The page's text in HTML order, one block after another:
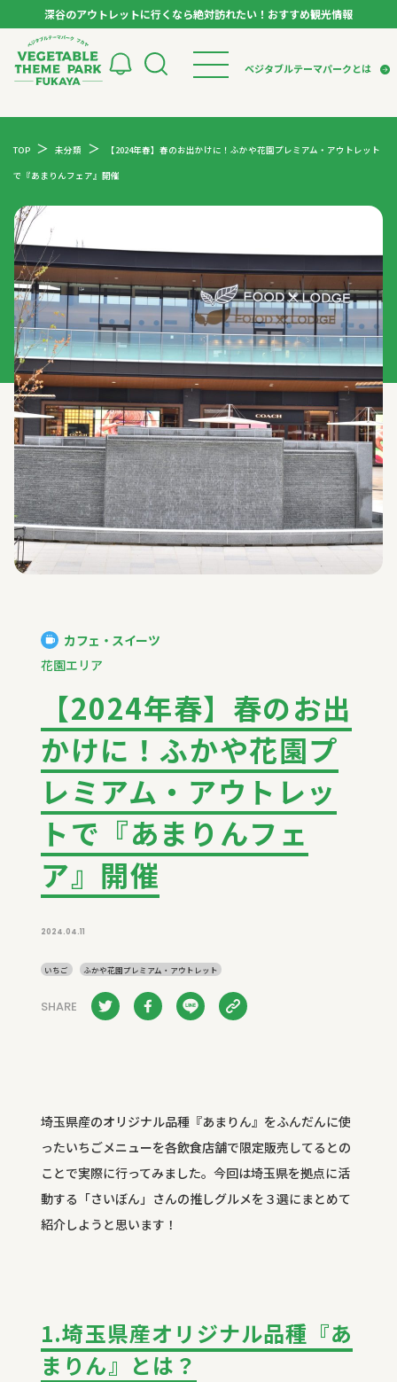
深谷のアウトレットに行くなら絶対訪れたい！おすすめ観光情報
ベジタブルテーマパークとは
検索
スポット
イベント
体験
特集記事
ベジタブルテーマパークとは
VTPキャストミーティング
アンバサダー
レシピ集
TOP 未分類 【2024年春】春のお出かけに！ふかや花園プレミアム・アウトレット
で『あまりんフェア』開催
カフェ・スイーツ
花園エリア
【2024年春】春のお出
かけに！ふかや花園プ
レミアム・アウトレッ
トで『あまりんフェ
ア』開催
2024.04.11
いちご ふかや花園プレミアム・アウトレット
SHARE
埼玉県産のオリジナル品種『あまりん』をふんだんに使
ったいちごメニューを各飲食店舗で限定販売してるとの
ことで実際に行ってみました。今回は埼玉県を拠点に活
動する「さいぼん」さんの推しグルメを３選にまとめて
紹介しようと思います！
1.埼玉県産オリジナル品種『あ
まりん』とは？